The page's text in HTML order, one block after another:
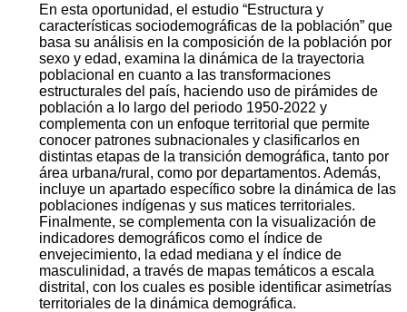
En esta oportunidad, el estudio “Estructura y
características sociodemográficas de la población” que
basa su análisis en la composición de la población por
sexo y edad, examina la dinámica de la trayectoria
poblacional en cuanto a las transformaciones
estructurales del país, haciendo uso de pirámides de
población a lo largo del periodo 1950-2022 y
complementa con un enfoque territorial que permite
conocer patrones subnacionales y clasificarlos en
distintas etapas de la transición demográfica, tanto por
área urbana/rural, como por departamentos. Además,
incluye un apartado específico sobre la dinámica de las
poblaciones indígenas y sus matices territoriales.
Finalmente, se complementa con la visualización de
indicadores demográficos como el índice de
envejecimiento, la edad mediana y el índice de
masculinidad, a través de mapas temáticos a escala
distrital, con los cuales es posible identificar asimetrías
territoriales de la dinámica demográfica.